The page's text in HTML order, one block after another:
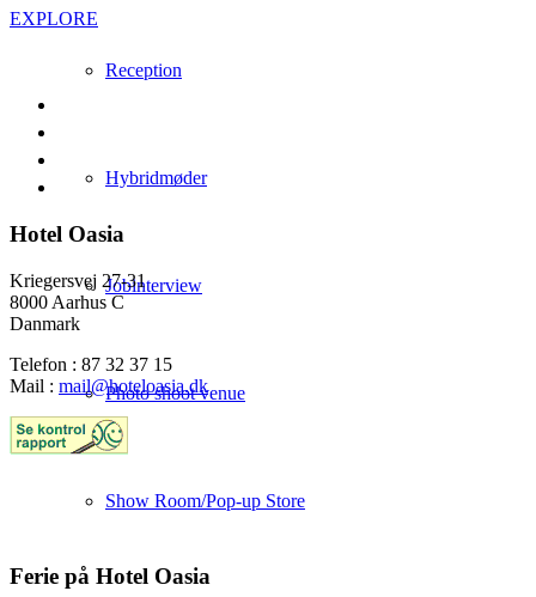
Reception
Hybridmøder
Jobinterview
Photo shoot venue
Show Room/Pop-up Store
EXPLORE
Hotel Oasia
Kriegersvej 27-31
8000 Aarhus C
Danmark
Telefon : 87 32 37 15
Mail : mail@hoteloasia.dk
Ferie på Hotel Oasia